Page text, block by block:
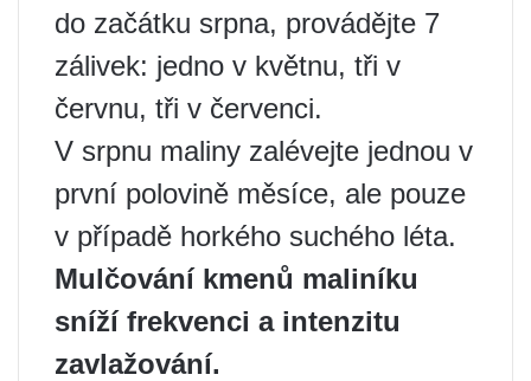
do začátku srpna, provádějte 7
zálivek: jedno v květnu, tři v
červnu, tři v červenci.
V srpnu maliny zalévejte jednou v
první polovině měsíce, ale pouze
v případě horkého suchého léta.
Mulčování kmenů maliníku
sníží frekvenci a intenzitu
zavlažování.